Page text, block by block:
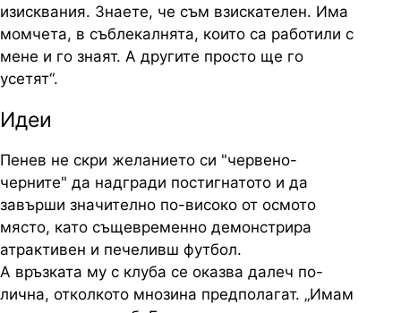
изисквания. Знаете, че съм взискателен. Има
момчета, в съблекалнята, които са работили с
мене и го знаят. А другите просто ще го
усетят“.
Идеи
Пенев не скри желанието си "червено-
черните" да надгради постигнатото и да
завърши значително по-високо от осмото
място, като същевременно демонстрира
атрактивен и печеливш футбол.
А връзката му с клуба се оказва далеч по-
лична, отколкото мнозина предполагат. „Имам